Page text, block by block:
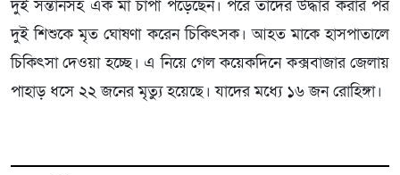
দুই সন্তানসহ এক মা চাপা পড়েছেন। পরে তাদের উদ্ধার করার পর
দুই শিশুকে মৃত ঘোষণা করেন চিকিৎসক। আহত মাকে হাসপাতালে
চিকিৎসা দেওয়া হচ্ছে। এ নিয়ে গেল কয়েকদিনে কক্সবাজার জেলায়
পাহাড় ধসে ২২ জনের মৃত্যু হয়েছে। যাদের মধ‍্যে ১৬ জন রোহিঙ্গা।